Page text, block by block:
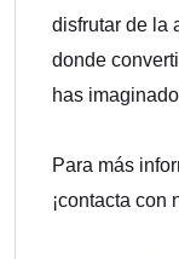
disfrutar de la
donde
has
Para más
¡contacta con